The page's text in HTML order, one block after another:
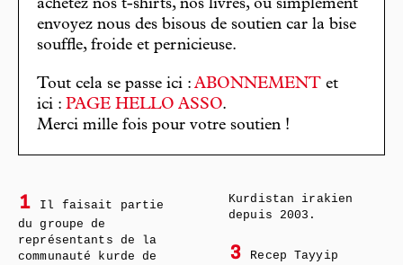
achetez nos t-shirts, nos livres, ou simplement
envoyez nous des bisous de soutien car la bise
souffle, froide et pernicieuse.
Tout cela se passe ici : ABONNEMENT et
ici : PAGE HELLO ASSO.
Merci mille fois pour votre soutien !
1
Il faisait partie
du groupe de
représentants de la
communauté kurde de
Kurdistan irakien
depuis 2003.
3
Recep Tayyip